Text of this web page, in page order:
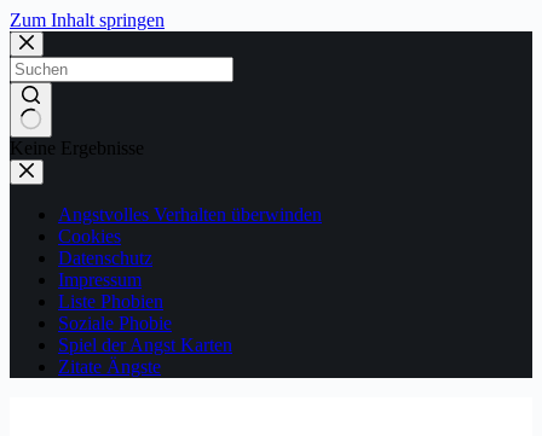
Zum Inhalt springen
Keine Ergebnisse
Angstvolles Verhalten überwinden
Cookies
Datenschutz
Impressum
Liste Phobien
Soziale Phobie
Spiel der Angst Karten
Zitate Ängste